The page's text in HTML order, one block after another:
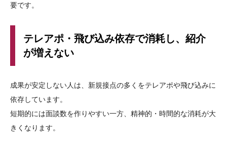
要です。
テレアポ・飛び込み依存で消耗し、紹介
が増えない
成果が安定しない人は、新規接点の多くをテレアポや飛び込みに
依存しています。
短期的には面談数を作りやすい一方、精神的・時間的な消耗が大
きくなります。